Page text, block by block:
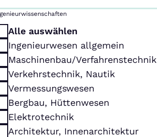
Alle auswählen
Ingenieurwesen allgemein
Maschinenbau/Verfahrenstechnik
Verkehrstechnik, Nautik
Vermessungswesen
Bergbau, Hüttenwesen
Elektrotechnik
Architektur, Innenarchitektur